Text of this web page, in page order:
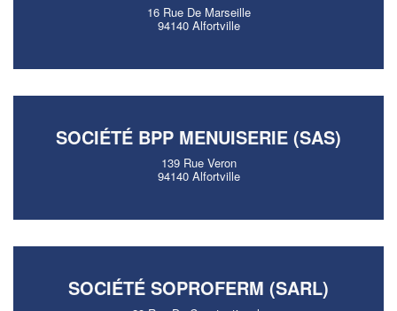
16 Rue De Marseille
94140 Alfortville
SOCIÉTÉ BPP MENUISERIE (SAS)
139 Rue Veron
94140 Alfortville
SOCIÉTÉ SOPROFERM (SARL)